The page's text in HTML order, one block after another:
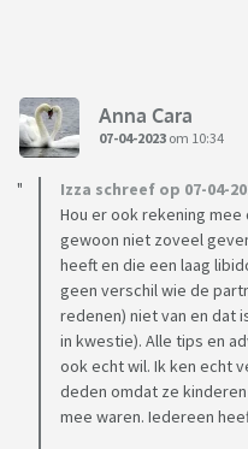
Anna Cara
07-04-2023 om 10:34
Izza schreef op 07-04-
Hou er ook rekening
gewoon niet zoveel
heeft en die een laag
geen verschil wie de
redenen) niet van en dat
in kwestie). Alle tips en
ook echt wil. Ik ken echt
deden omdat ze
mee waren. Iedereen